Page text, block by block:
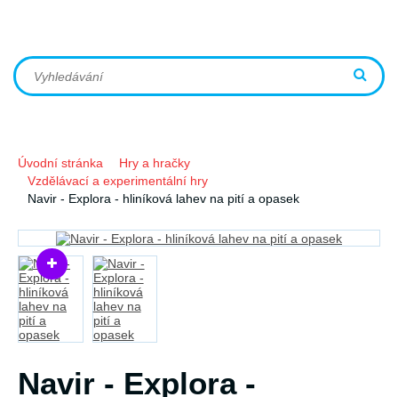
Úvodní stránka
Hry a hračky
Vzdělávací a experimentální hry
Navir - Explora - hliníková lahev na pití a opasek
Navir - Explora -